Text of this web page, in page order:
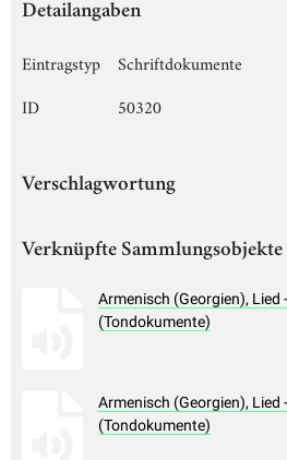
Detailangaben
Eintragstyp
Schriftdokumente
ID
50320
Verschlagwortung
Verknüpfte Sammlungsobjekte
Armenisch (Georgien), Lied
(Tondokumente)
Armenisch (Georgien), Lied
(Tondokumente)